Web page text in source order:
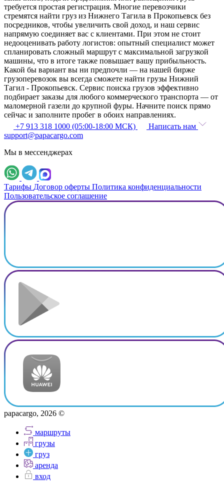
требуется простая регистрация. Многие перевозчики
стремятся найти груз из Нижнего Тагила в Прокопьевск без
посредников, чтобы увеличить свой доход, и наш сервис
напрямую соединяет вас с клиентами. При этом не стоит
недооценивать работу логистов: опытный специалист может
спланировать сложный маршрут с максимальной загрузкой
машины, что в итоге также повышает вашу прибыльность.
Какой бы вариант вы ни предпочли — на нашей бирже
грузоперевозок вы всегда сможете найти грузы Нижний
Тагил - Прокопьевск. Сервис поиска грузов эффективно
подбирает заказы для любого коммерческого транспорта — от
маломерной газели до крупной фуры. Начните поиск прямо
сейчас и заполните пробег в обоих направлениях.
+7 913 318 1000 (05:00-18:00 МСК)
Написать нам
support@papacargo.com
Мы в мессенджерах
Тарифы Договор оферты Политика конфиденциальности
Пользовательское соглашение
papacargo, 2026 ©
маршруты
грузы
груз
аренда
вход